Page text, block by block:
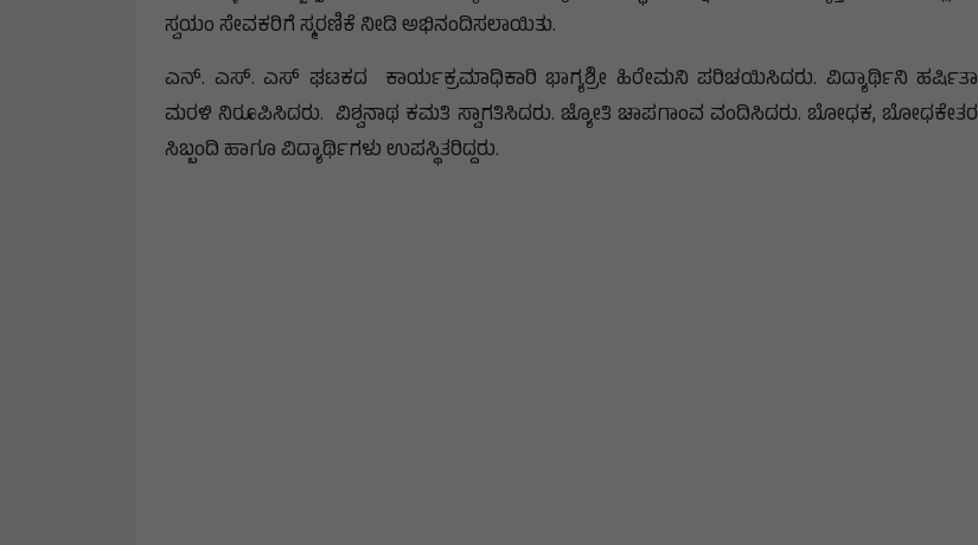
ಸ್ವಯಂ ಸೇವಕರಿಗೆ ಸ್ಮರಣಿಕೆ ನೀಡಿ ಅಭಿನಂದಿಸಲಾಯಿತು.
ಎನ್. ಎಸ್. ಎಸ್ ಘಟಕದ ಕಾರ್ಯಕ್ರಮಾಧಿಕಾರಿ ಭಾಗ್ಯಶ್ರೀ ಹಿರೇಮನಿ ಪರಿಚಯಿಸಿದರು. ವಿದ್ಯಾರ್ಥಿನಿ ಹರ್ಷಿತಾ
ಮರಳಿ ನಿರೂಪಿಸಿದರು. ವಿಶ್ವನಾಥ ಕಮತಿ ಸ್ವಾಗತಿಸಿದರು. ಜ್ಯೋತಿ ಚಾಪಗಾಂವ ವಂದಿಸಿದರು. ಬೋಧಕ, ಬೋಧಕೇತರ
ಸಿಬ್ಬಂದಿ ಹಾಗೂ ವಿದ್ಯಾರ್ಥಿಗಳು ಉಪಸ್ಥಿತರಿದ್ದರು.